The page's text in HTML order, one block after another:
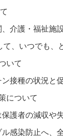
介護・福祉施
、いつでも、
いて
接種の状況と
について
護者の減収や
感染防止へ、